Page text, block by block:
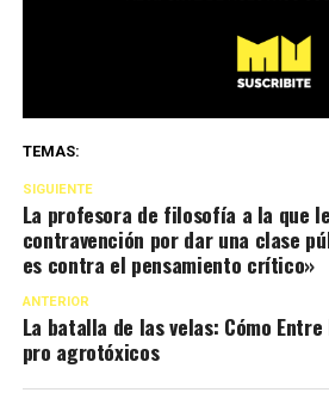
La profesora de filosofía a la que
contravención por dar una clase
es contra el pensamiento crítico»
La batalla de las velas: Cómo
pro agrotóxicos